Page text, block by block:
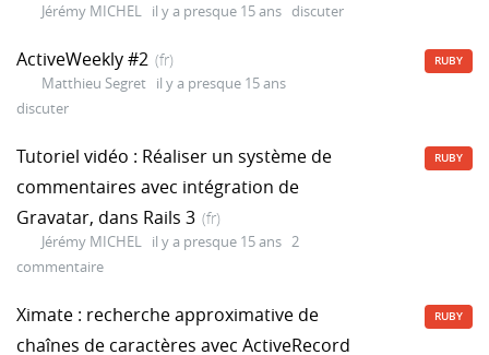
Jérémy MICHEL il y a presque 15 ans discuter
ActiveWeekly #2 (fr)
Matthieu Segret il y a presque 15 ans
discuter
RUBY
Tutoriel vidéo : Réaliser un système de
commentaires avec intégration de
Gravatar, dans Rails 3 (fr)
Jérémy MICHEL il y a presque 15 ans 2
commentaire
RUBY
Ximate : recherche approximative de
chaînes de caractères avec ActiveRecord
RUBY